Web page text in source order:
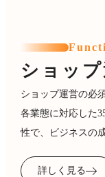
ショッ
ショップ運営の必
各業態に対応した
性で、ビジネスの
詳しく見る